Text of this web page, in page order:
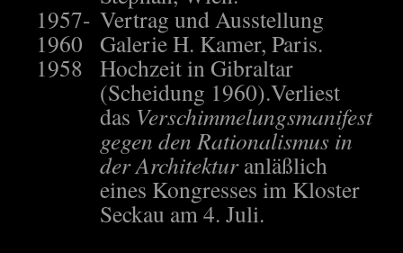
1957-
1960
Vertrag und Ausstellung
Galerie H. Kamer, Paris.
1958 Hochzeit in Gibraltar
(Scheidung 1960).Verliest
das Verschimmelungsmanifest
gegen den Rationalismus in
der Architekturanläßlich
eines Kongresses im Kloster
Seckau am 4. Juli.